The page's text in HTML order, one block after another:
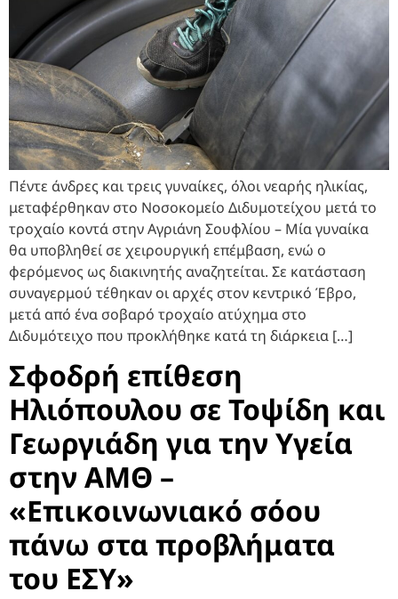
Πέντε άνδρες και τρεις γυναίκες, όλοι νεαρής ηλικίας,
μεταφέρθηκαν στο Νοσοκομείο Διδυμοτείχου μετά το
τροχαίο κοντά στην Αγριάνη Σουφλίου – Μία γυναίκα
θα υποβληθεί σε χειρουργική επέμβαση, ενώ ο
φερόμενος ως διακινητής αναζητείται. Σε κατάσταση
συναγερμού τέθηκαν οι αρχές στον κεντρικό Έβρο,
μετά από ένα σοβαρό τροχαίο ατύχημα στο
Διδυμότειχο που προκλήθηκε κατά τη διάρκεια […]
Σφοδρή επίθεση
Ηλιόπουλου σε Τοψίδη και
Γεωργιάδη για την Υγεία
στην ΑΜΘ –
«Επικοινωνιακό σόου
πάνω στα προβλήματα
του ΕΣΥ»